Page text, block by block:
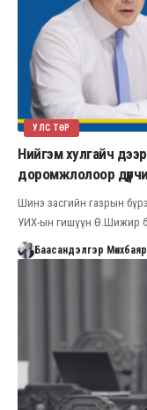
УЛС ТӨР
Нийгэм хулгайч
доромжлолоор
Шинэ засгийн газрын
УИХ-ын гишүүн Ө.Шижир
Баасандэлгэр Мөнхбаяр